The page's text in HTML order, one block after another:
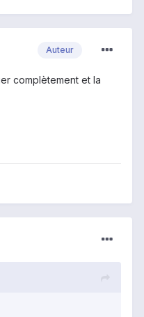
Auteur
complètement et la